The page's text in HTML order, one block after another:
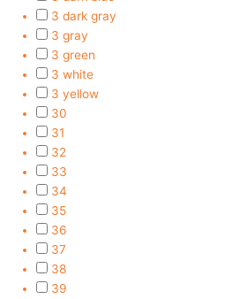
3 dark gray
3 gray
3 green
3 white
3 yellow
30
31
32
33
34
35
36
37
38
39